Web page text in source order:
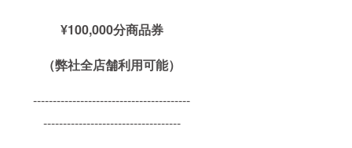
¥100,000分商品券
（弊社全店舗利用可能）
----------------------------------------
-----------------------------------